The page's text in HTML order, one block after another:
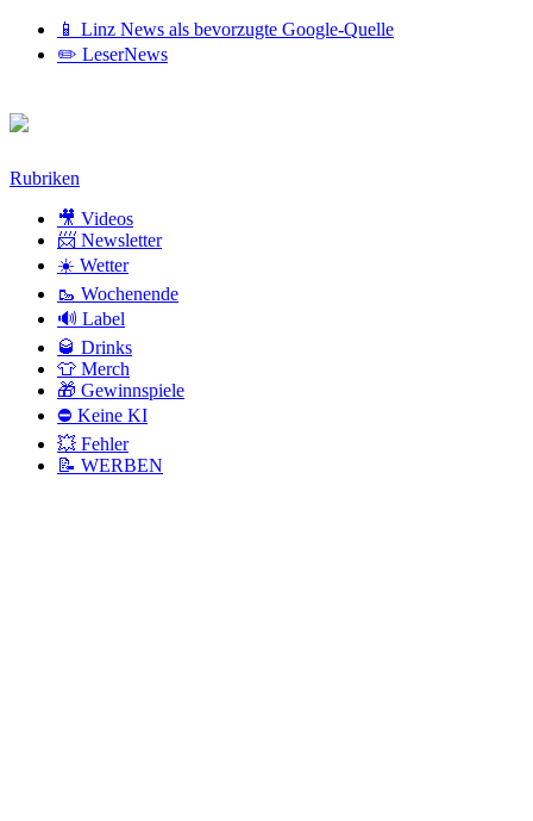
📱 Linz News als bevorzugte Google-Quelle
✏️ LeserNews
Zum
Rubriken
🎥 Videos
📨 Newsletter
☀️ Wetter
🥾 Wochenende
🔊 Label
🥃 Drinks
👕 Merch
🎁 Gewinnspiele
⛔ Keine KI
💥 Fehler
📝 WERBEN